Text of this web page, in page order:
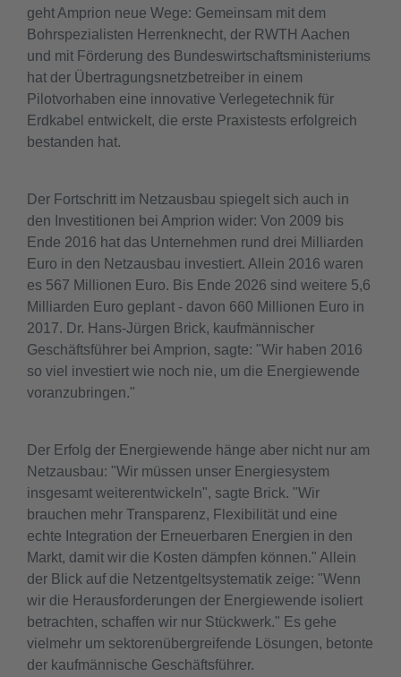
geht Amprion neue Wege: Gemeinsam mit dem
Bohrspezialisten Herrenknecht, der RWTH Aachen
und mit Förderung des Bundeswirtschaftsministeriums
hat der Übertragungsnetzbetreiber in einem
Pilotvorhaben eine innovative Verlegetechnik für
Erdkabel entwickelt, die erste Praxistests erfolgreich
bestanden hat.
Der Fortschritt im Netzausbau spiegelt sich auch in
den Investitionen bei Amprion wider: Von 2009 bis
Ende 2016 hat das Unternehmen rund drei Milliarden
Euro in den Netzausbau investiert. Allein 2016 waren
es 567 Millionen Euro. Bis Ende 2026 sind weitere 5,6
Milliarden Euro geplant - davon 660 Millionen Euro in
2017. Dr. Hans-Jürgen Brick, kaufmännischer
Geschäftsführer bei Amprion, sagte: "Wir haben 2016
so viel investiert wie noch nie, um die Energiewende
voranzubringen."
Der Erfolg der Energiewende hänge aber nicht nur am
Netzausbau: "Wir müssen unser Energiesystem
insgesamt weiterentwickeln", sagte Brick. "Wir
brauchen mehr Transparenz, Flexibilität und eine
echte Integration der Erneuerbaren Energien in den
Markt, damit wir die Kosten dämpfen können." Allein
der Blick auf die Netzentgeltsystematik zeige: "Wenn
wir die Herausforderungen der Energiewende isoliert
betrachten, schaffen wir nur Stückwerk." Es gehe
vielmehr um sektorenübergreifende Lösungen, betonte
der kaufmännische Geschäftsführer.